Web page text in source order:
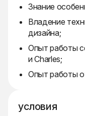
Знание
Владение
дизайна;
Опыт работы
и Charles;
Опыт работы
условия